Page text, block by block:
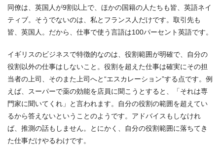
同僚は、英国人が9割以上で、ほかの国籍の人たちも皆、英語ネイ
ティブ。そうでないのは、私とフランス人だけです。取引先も
皆、英国人。だから、仕事で使う言語は100パーセント英語です。
イギリスのビジネスで特徴的なのは、役割範囲が明確で、自分の
役割以外の仕事はしないこと。役割を超えた仕事は確実にその担
当者の上司、そのまた上司へと“エスカレーション”する点です。例
えば、スーパーで薬の効能を店員に聞こうとすると、「それは専
門家に聞いてくれ」と言われます。自分の役割の範囲を超えてい
るから答えないということのようです。アドバイスもしなけれ
ば、推測の話もしません。とにかく、自分の役割範囲に落ちてき
た仕事だけやるわけです。